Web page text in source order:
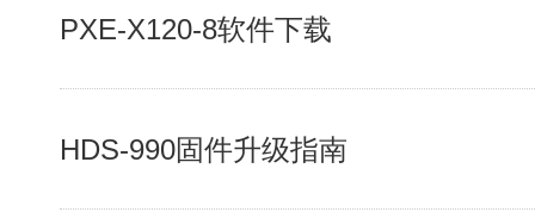
PXE-X120-8软件下载
HDS-990固件升级指南